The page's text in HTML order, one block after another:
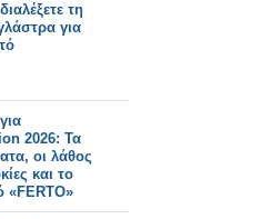
τη
για
2026: Τα
οι λάθος
και το
«FERTO»
στη